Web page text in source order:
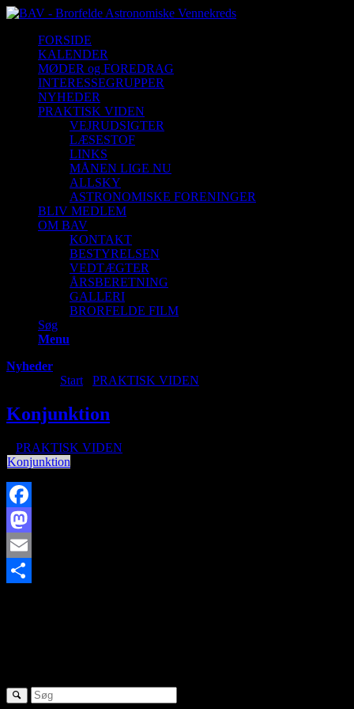
FORSIDE
KALENDER
MØDER og FOREDRAG
INTERESSEGRUPPER
NYHEDER
PRAKTISK VIDEN
VEJRUDSIGTER
LÆSESTOF
LINKS
MÅNEN LIGE NU
ALLSKY
ASTRONOMISKE FORENINGER
BLIV MEDLEM
OM BAV
KONTAKT
BESTYRELSEN
VEDTÆGTER
ÅRSBERETNING
GALLERI
BRORFELDE FILM
Søg
Menu
Nyheder
Start PRAKTISK VIDEN
Konjunktion
PRAKTISK VIDEN
Konjunktion
Facebook
Mastodon
Email